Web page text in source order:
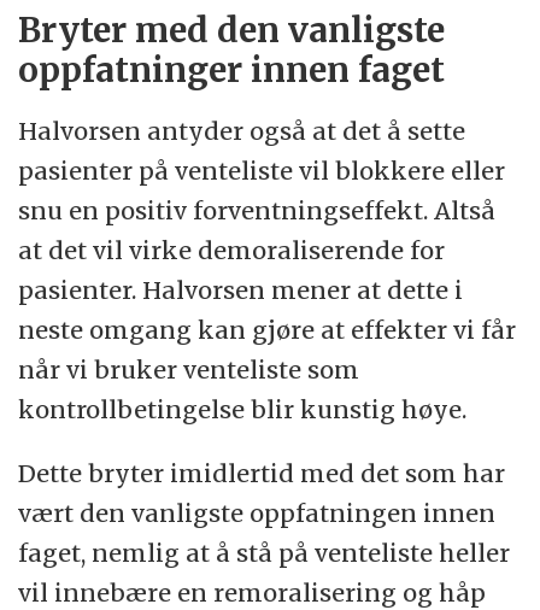
Bryter med den vanligste
oppfatninger innen faget
Halvorsen antyder også at det å sette
pasienter på venteliste vil blokkere eller
snu en positiv forventningseffekt. Altså
at det vil virke demoraliserende for
pasienter. Halvorsen mener at dette i
neste omgang kan gjøre at effekter vi får
når vi bruker venteliste som
kontrollbetingelse blir kunstig høye.
Dette bryter imidlertid med det som har
vært den vanligste oppfatningen innen
faget, nemlig at å stå på venteliste heller
vil innebære en remoralisering og håp